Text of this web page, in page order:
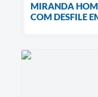
MIRANDA
COM DESFILE